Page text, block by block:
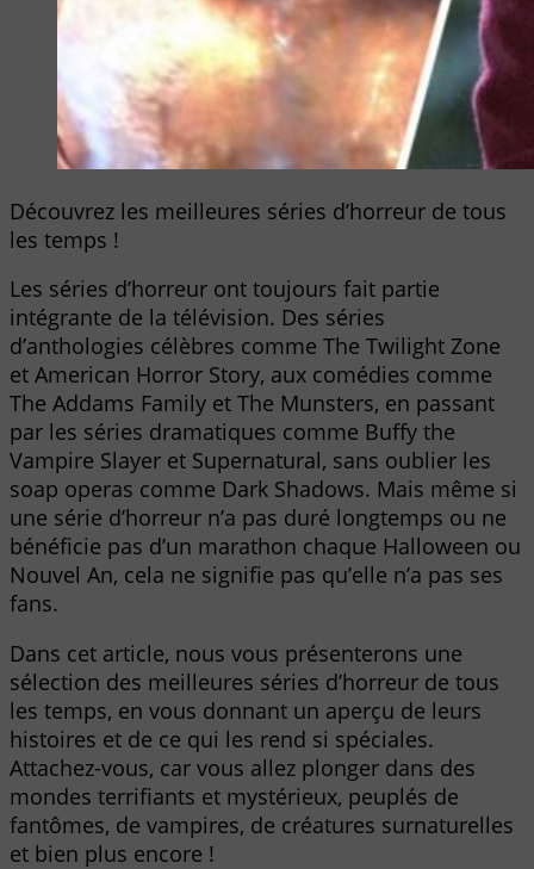
Découvrez les meilleures séries d’horreur de tous
les temps !
Les séries d’horreur ont toujours fait partie
intégrante de la télévision. Des séries
d’anthologies célèbres comme The Twilight Zone
et American Horror Story, aux comédies comme
The Addams Family et The Munsters, en passant
par les séries dramatiques comme Buffy the
Vampire Slayer et Supernatural, sans oublier les
soap operas comme Dark Shadows. Mais même si
une série d’horreur n’a pas duré longtemps ou ne
bénéficie pas d’un marathon chaque Halloween ou
Nouvel An, cela ne signifie pas qu’elle n’a pas ses
fans.
Dans cet article, nous vous présenterons une
sélection des meilleures séries d’horreur de tous
les temps, en vous donnant un aperçu de leurs
histoires et de ce qui les rend si spéciales.
Attachez-vous, car vous allez plonger dans des
mondes terrifiants et mystérieux, peuplés de
fantômes, de vampires, de créatures surnaturelles
et bien plus encore !